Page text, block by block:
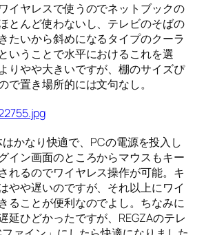
イヤレスで使うのでネットブックの
とんど使わないし、テレビのそばの
たいから斜めになるタイプのクーラ
いうことで水平におけるこれを選
りやや大きいですが、棚のサイズぴ
で置き場所的には文句なし。
かなり快適で、PCの電源を投入し
イン画面のところからマウスもキー
れるのでワイヤレス操作が可能。キ
やや遅いのですが、それ以上にワイ
ることが便利なのでよし。ちなみに
延ひどかったですが、REGZAのテレ